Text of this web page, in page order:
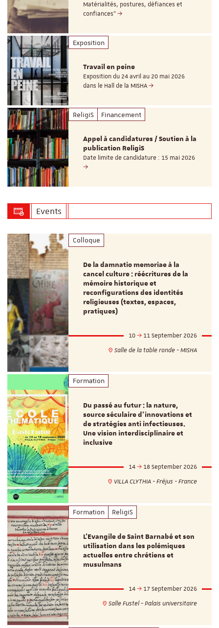
Matérialités, postures, défiances et
confiances"
Exposition
Travail en peine
Exposition du 24 avril au 20 mai 2026
dans le Hall de la MISHA
ReligiS Financement
Appel à candidatures / Soutien à la
publication ReligiS
Date limite de candidature : 15 mai 2026
Events
Colloque
De la damnatio memoriae à la
cancel culture : réécritures de la
mémoire historique et
reconfigurations des identités
religieuses (textes, espaces,
pratiques)
10
11 September 2026
Salle de la table ronde - MISHA
Formation
Du passé au futur : la nature,
source séculaire d’innovations et
de stratégies anti infectieuses.
Une vision interdisciplinaire et
inclusive
14
18 September 2026
VILLA CLYTHIA - Fréjus - France
Formation ReligiS
L’Evangile de Saint Barnabé et son
utilisation dans les polémiques
actuelles entre chrétiens et
musulmans
14
17 September 2026
Salle Fustel - Palais universitaire